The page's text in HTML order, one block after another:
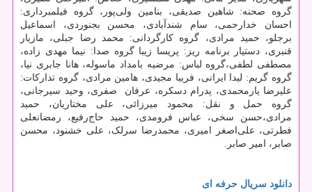
گروه صحنه: شاهین صدیقی، بنامین ولی‌پور، گروه فیلمبرداری:
احسان خدارحمی، سام شندآبادی، محسن بجنوردی، اسماعیل
برجلو، حمید مرادی، گروه کارگردانی: محمد رضا جبلی، مازیار
قنبری، دستیار برنامه ریز: پریسا زیبا گروه صدا: نیما مهدی زاده،
مصطفی لطفی،گروه لباس: مرضیه بامداد ماسوله، هانا جابری نیا،
گروه گریم: لیدا ایرانی، فریبا مجیدی، هامین مرادی، گروه تدارکات:
علیرضا یارمحمدی، پدرام دسکره، عرفان صفری، وحید سیرجانی،
گروه حمل و نقل: محمود میرزائی، علی مختاریان، حمید
مرادی،حسن سخی، عباس فرومدی، حمید حاج‌رفیع، رمضانعلی
فطرتی، علی‌اصغر امیری، محمدرضا سرلک، علی خشنود، محسن
صابر، امیر صابر.
دانلود سریال حرفه ای